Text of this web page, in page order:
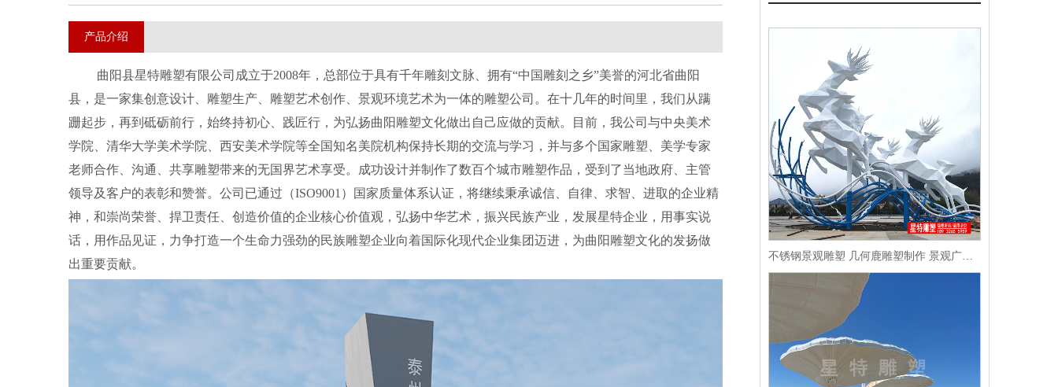
产品介绍
曲阳县星特雕塑有限公司成立于2008年，总部位于具有千年雕刻文脉、拥有“中国雕刻之乡”美誉的河北省曲阳
县，是一家集创意设计、雕塑生产、雕塑艺术创作、景观环境艺术为一体的雕塑公司。在十几年的时间里，我们从蹒
跚起步，再到砥砺前行，始终持初心、践匠行，为弘扬曲阳雕塑文化做出自己应做的贡献。 目前 ，我公司 与中央美术
学院、清华大学美术学院、西安美术学院等全国知名美院机构保持长期的交流与学习，并与多个国家雕塑、美学专家
老师合作、沟通、共享雕塑带来的无国界艺术享受。成功设计并制作了数百个城市雕塑作品，受到了当地政府、主管
领导及客户的表彰和赞誉。 公司 已通过（ISO9001）国 家质量体系认证 ， 将继续秉承诚信、自律、求智、进取的企业精
神，和崇尚荣誉、捍卫责任、创造价值的企业核心价值观，弘扬中华艺术，振兴民族产业，发展星特企业，用事实说
话，用作品见证，力争打造一个生命力强劲的民族雕塑企业向着国际化现代企业集团迈进，为曲阳雕塑文化的发扬做
出重要贡献。
不锈钢景观雕塑 几何鹿雕塑制作 景观广场雕塑制作